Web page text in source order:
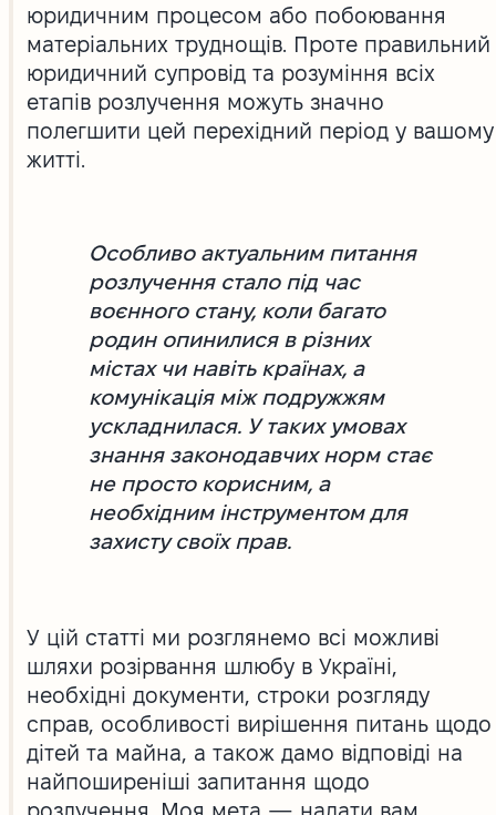
юридичним процесом або побоювання
матеріальних труднощів. Проте правильний
юридичний супровід та розуміння всіх
етапів розлучення можуть значно
полегшити цей перехідний період у вашому
житті.
Особливо актуальним питання
розлучення стало під час
воєнного стану, коли багато
родин опинилися в різних
містах чи навіть країнах, а
комунікація між подружжям
ускладнилася. У таких умовах
знання законодавчих норм стає
не просто корисним, а
необхідним інструментом для
захисту своїх прав.
У цій статті ми розглянемо всі можливі
шляхи розірвання шлюбу в Україні,
необхідні документи, строки розгляду
справ, особливості вирішення питань щодо
дітей та майна, а також дамо відповіді на
найпоширеніші запитання щодо
розлучення. Моя мета — надати вам